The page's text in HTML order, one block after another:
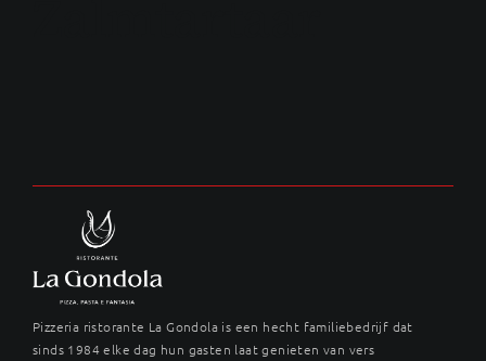
Pizzeria ristorante La Gondola is een hecht familiebedrijf dat
sinds 1984 elke dag hun gasten laat genieten van vers